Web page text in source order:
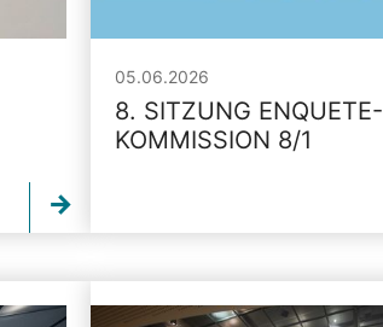
05.06.2026
8. SITZUNG ENQUETE-
KOMMISSION 8/1